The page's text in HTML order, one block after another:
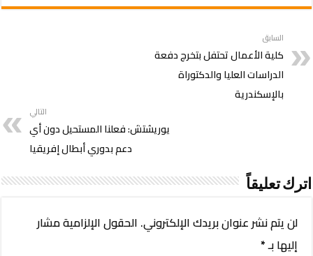
السابق
كلية الأعمال تحتفل بتخرج دفعة
الدراسات العليا والدكتوراة
بالإسكندرية
التالي
يوريشتش: فعلنا المستحيل دون أي
دعم بدوري أبطال إفريقيا
اترك تعليقاً
لن يتم نشر عنوان بريدك الإلكتروني. الحقول الإلزامية مشار
إليها بـ*